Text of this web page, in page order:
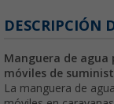
DESCRIPCIÓN
Manguera de agua
móviles de
La manguera de